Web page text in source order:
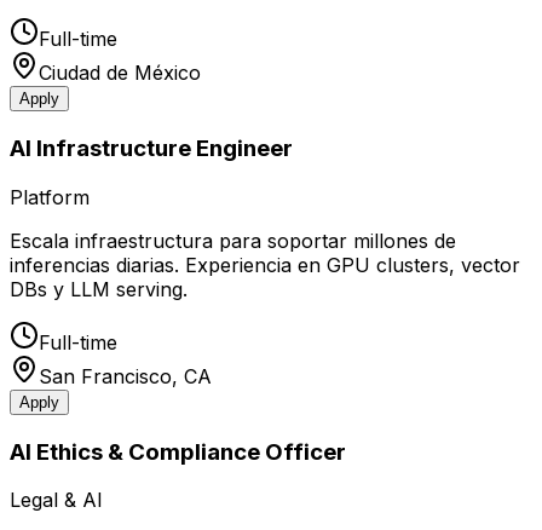
Full-time
Ciudad de México
Apply
AI Infrastructure Engineer
Platform
Escala infraestructura para soportar millones de
inferencias diarias. Experiencia en GPU clusters, vector
DBs y LLM serving.
Full-time
San Francisco, CA
Apply
AI Ethics & Compliance Officer
Legal & AI